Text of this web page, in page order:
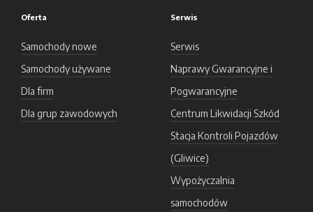
Oferta
Samochody nowe
Samochody używane
Dla firm
Dla grup zawodowych
Serwis
Serwis
Naprawy Gwarancyjne i
Pogwarancyjne
Centrum Likwidacji Szkód
Stacja Kontroli Pojazdów
(Gliwice)
Wypożyczalnia
samochodów